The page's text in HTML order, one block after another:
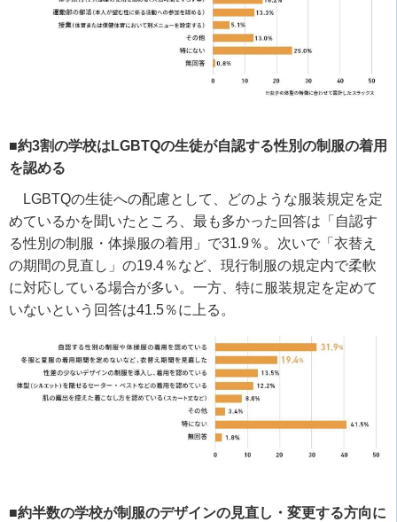
■約3割の学校はLGBTQの生徒が自認する性別の制服の着用
を認める
LGBTQの生徒への配慮として、どのような服装規定を定
めているかを聞いたところ、最も多かった回答は「自認す
る性別の制服・体操服の着用」で31.9％。次いで「衣替え
の期間の見直し」の19.4％など、現行制服の規定内で柔軟
に対応している場合が多い。一方、特に服装規定を定めて
いないという回答は41.5％に上る。
■約半数の学校が制服のデザインの見直し・変更する方向に